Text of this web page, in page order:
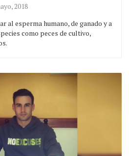
2018
al esperma humano, de ganado y a
como peces de cultivo,